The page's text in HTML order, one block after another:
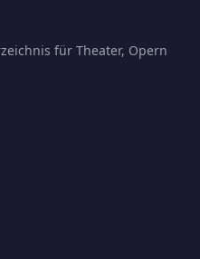
für Theater, Opern